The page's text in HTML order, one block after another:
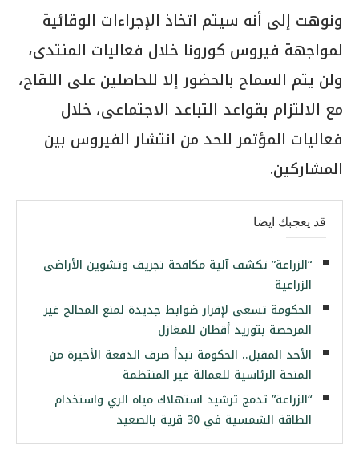
ونوهت إلى أنه سيتم اتخاذ الإجراءات الوقائية
لمواجهة فيروس كورونا خلال فعاليات المنتدى،
ولن يتم السماح بالحضور إلا للحاصلين على اللقاح،
مع الالتزام بقواعد التباعد الاجتماعى، خلال
فعاليات المؤتمر للحد من انتشار الفيروس بين
المشاركين.
قد يعجبك ايضا
“الزراعة” تكشف آلية مكافحة تجريف وتشوين الأراضى
الزراعية
الحكومة تسعى لإقرار ضوابط جديدة لمنع المحالج غير
المرخصة بتوريد أقطان للمغازل
الأحد المقبل.. الحكومة تبدأ صرف الدفعة الأخيرة من
المنحة الرئاسية للعمالة غير المنتظمة
“الزراعة” تدمج ترشيد استهلاك مياه الري واستخدام
الطاقة الشمسية في 30 قرية بالصعيد